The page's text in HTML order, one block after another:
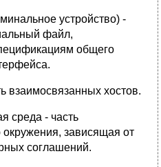
устройство) -
файл,
общего
взаимосвязанных хостов.
среда - часть
окружения, зависящая от
соглашений.